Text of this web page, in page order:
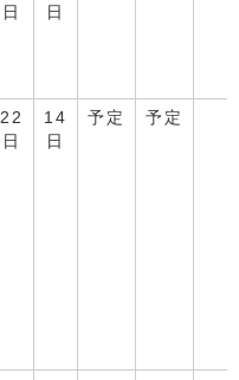
日
日
22
日
14
日
予定 予定